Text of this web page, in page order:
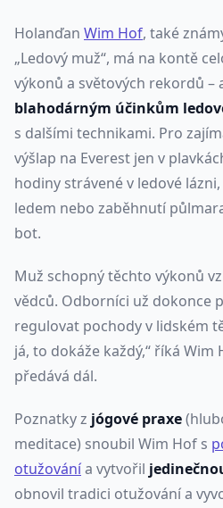
Holanďan Wim Hof, také
„Ledový muž“, má na kontě
výkonů a světových rekordů –
blahodárným účinkům
s dalšími technikami. Pro
výšlap na Everest jen v
hodiny strávené v ledové
ledem nebo zaběhnutí
bot.
Muž schopný těchto výkonů
vědců. Odborníci už dokonce
regulovat pochody v lidském
já, to dokáže každý,“ říká Wim
předává dál.
Poznatky z jógové praxe
meditace) snoubil Wim Hof s
otužovánía vytvořil
obnovil tradici otužování a